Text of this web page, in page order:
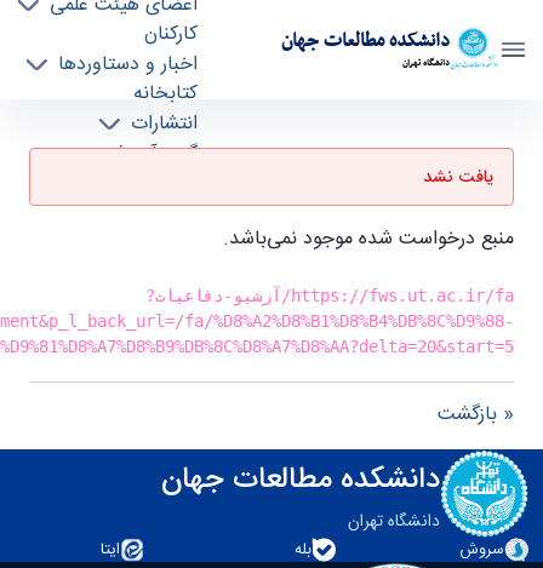
دانشکده مطالعات جهان
دانشگاه تهران
کارکنان
اخبار و دستاوردها
کتابخانه
انتشارات
گروه آموزشی
صفحه اصلی - دانشکده مطالعات جهان fws
یافت نشد
منبع درخواست شده موجود نمی‌باشد.
https://fws.ut.ac.ir/fa/آرشیو-دفاعیات?
fa/%D8%A2%D8%B1%D8%B4%DB%8C%D9%88-
« بازگشت
دانشکده مطالعات جهان
دانشگاه تهران
سروش
بله ایتا